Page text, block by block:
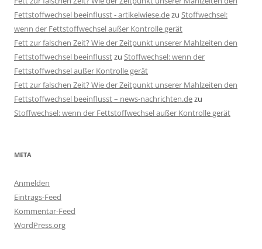
Fettstoffwechsel beeinflusst - artikelwiese.dezu Stoffwechsel:
wenn der Fettstoffwechsel außer Kontrolle gerät
Fett zur falschen Zeit? Wie der Zeitpunkt unserer Mahlzeiten den
Fettstoffwechsel beeinflusstzu Stoffwechsel: wenn der
Fettstoffwechsel außer Kontrolle gerät
Fett zur falschen Zeit? Wie der Zeitpunkt unserer Mahlzeiten den
Fettstoffwechsel beeinflusst – news-nachrichten.dezu
Stoffwechsel: wenn der Fettstoffwechsel außer Kontrolle gerät
META
Anmelden
Eintrags-Feed
Kommentar-Feed
WordPress.org